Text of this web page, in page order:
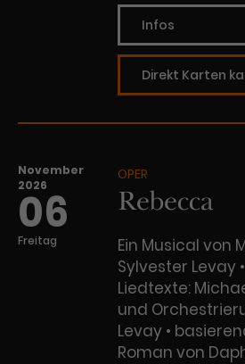
Infos
Direkt Karten
November
2026
06
Freitag
OPER
Rebecca
Ein Musical von
Sylvester Levay
Liedtexte:
und
Levay •
Roman von